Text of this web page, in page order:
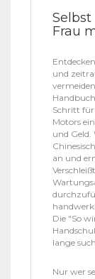
Frau
und
Schritt für
Motors
und
an und
Die "So
lange
Nur wer